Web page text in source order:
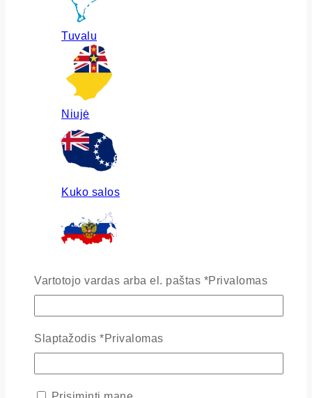
Tuvalu
Niujė
Kuko salos
Vartotojo vardas arba el. paštas *Privalomas
Slaptažodis *Privalomas